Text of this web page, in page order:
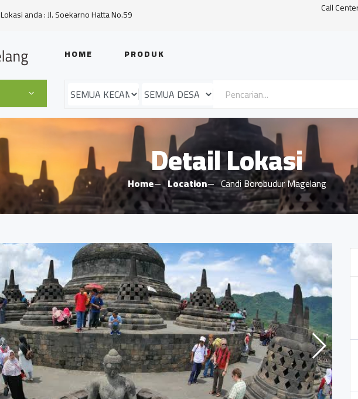
Lokasi anda : Jl. Soekarno Hatta No.59 Call
HOME PRODUK
Detail Lokasi
Home Location Candi Borobudur Magelang